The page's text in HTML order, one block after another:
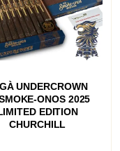
VÀO GIỎ HÀNG
UNDERCROWN
ONOS 2025
EDITION
CHURCHILL